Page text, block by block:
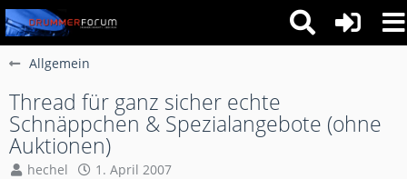
Allgemein
Thread für ganz sicher echte
Schnäppchen & Spezialangebote (ohne
Auktionen)
hechel
1. April 2007